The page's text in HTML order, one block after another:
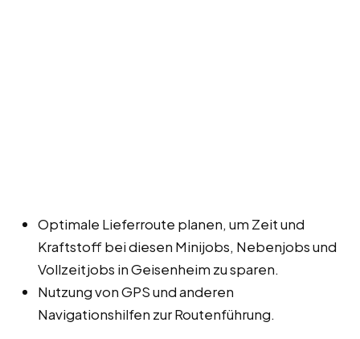
Optimale Lieferroute planen, um Zeit und
Kraftstoff bei diesen Minijobs, Nebenjobs und
Vollzeitjobs in Geisenheim zu sparen.
Nutzung von GPS und anderen
Navigationshilfen zur Routenführung.